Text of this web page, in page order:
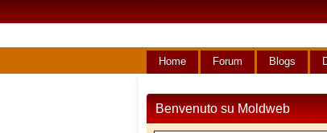
Home Forum Blogs
Benvenuto su Moldweb